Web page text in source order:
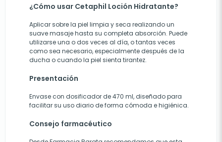
¿Cómo usar Cetaphil Loción Hidratante?
Aplicar sobre la piel limpia y seca realizando un
suave masaje hasta su completa absorción. Puede
utilizarse una o dos veces al día, o tantas veces
como sea necesario, especialmente después de la
ducha o cuando la piel sienta tirantez.
Presentación
Envase con dosificador de 470 ml, diseñado para
facilitar su uso diario de forma cómoda e higiénica.
Consejo farmacéutico